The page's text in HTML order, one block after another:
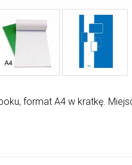
format A4 w kratkę.